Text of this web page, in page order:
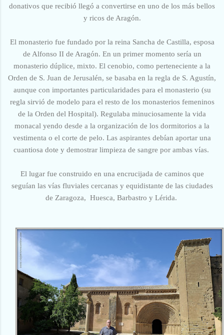
donativos que recibió llegó a convertirse en uno de los más bellos
y ricos de Aragón.
El monasterio fue fundado por la reina Sancha de Castilla, esposa
de Alfonso II de Aragón. En un primer momento sería un
monasterio dúplice, mixto. El cenobio, como perteneciente a la
Orden de S. Juan de Jerusalén, se basaba en la regla de S. Agustín,
aunque con importantes particularidades para el monasterio (su
regla sirvió de modelo para el resto de los monasterios femeninos
de la Orden del Hospital). Regulaba minuciosamente la vida
monacal yendo desde a la organización de los dormitorios a la
vestimenta o el corte de pelo. Las aspirantes debían aportar una
cuantiosa dote y demostrar limpieza de sangre por ambas vías.
El lugar fue construido en una encrucijada de caminos que
seguían las vías fluviales cercanas y equidistante de las ciudades
de Zaragoza, Huesca, Barbastro y Lérida.